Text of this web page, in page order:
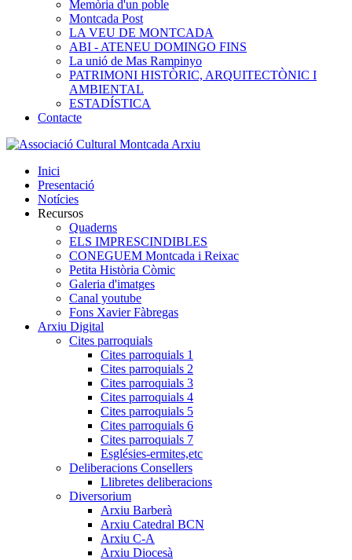
Memòria d'un poble
Montcada Post
LA VEU DE MONTCADA
ABI - ATENEU DOMINGO FINS
La unió de Mas Rampinyo
PATRIMONI HISTÒRIC, ARQUITECTÒNIC I
AMBIENTAL
ESTADÍSTICA
Contacte
Inici
Presentació
Notícies
Recursos
Quaderns
ELS IMPRESCINDIBLES
CONEGUEM Montcada i Reixac
Petita Història Còmic
Galeria d'imatges
Canal youtube
Fons Xavier Fàbregas
Arxiu Digital
Cites parroquials
Cites parroquials 1
Cites parroquials 2
Cites parroquials 3
Cites parroquials 4
Cites parroquials 5
Cites parroquials 6
Cites parroquials 7
Esglésies-ermites,etc
Deliberacions Consellers
Llibretes deliberacions
Diversorium
Arxiu Barberà
Arxiu Catedral BCN
Arxiu C-A
Arxiu Diocesà